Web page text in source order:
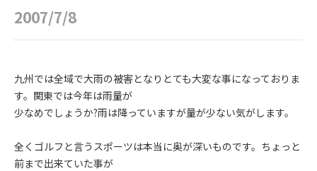
2007/7/8
九州では全域で大雨の被害となりとても大変な事になっておりま
す。関東では今年は雨量が
少なめでしょうか?雨は降っていますが量が少ない気がします。
全くゴルフと言うスポーツは本当に奥が深いものです。ちょっと
前まで出来ていた事が